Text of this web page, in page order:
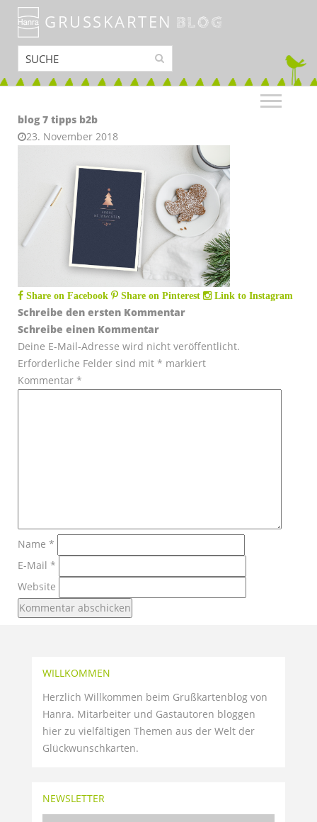
GRUSSKARTEN BLOG
blog 7 tipps b2b
23. November 2018
Share on Facebook Share on Pinterest Link to Instagram
Schreibe den ersten Kommentar
Schreibe einen Kommentar
Deine E-Mail-Adresse wird nicht veröffentlicht.
Erforderliche Felder sind mit * markiert
Kommentar *
Name *
E-Mail *
Website
WILLKOMMEN
Herzlich Willkommen beim Grußkartenblog von
Hanra. Mitarbeiter und Gastautoren bloggen
hier zu vielfältigen Themen aus der Welt der
Glückwunschkarten.
NEWSLETTER